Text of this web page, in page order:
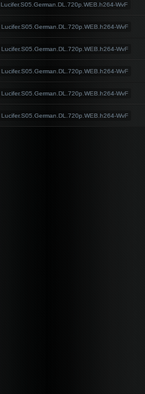
Lucifer.S05.German.DL.720p.WEB.h264-WvF
Lucifer.S05.German.DL.720p.WEB.h264-WvF
Lucifer.S05.German.DL.720p.WEB.h264-WvF
Lucifer.S05.German.DL.720p.WEB.h264-WvF
Lucifer.S05.German.DL.720p.WEB.h264-WvF
Lucifer.S05.German.DL.720p.WEB.h264-WvF